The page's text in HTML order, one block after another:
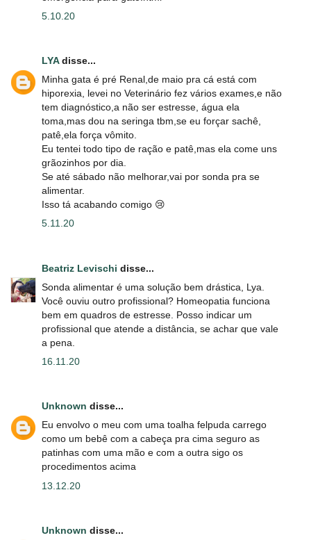
5.10.20
LYAdisse...
Minha gata é pré Renal,de maio pra cá está com
hiporexia, levei no Veterinário fez vários exames,e não
tem diagnóstico,a não ser estresse, água ela
toma,mas dou na seringa tbm,se eu forçar sachê,
patê,ela força vômito.
Eu tentei todo tipo de ração e patê,mas ela come uns
grãozinhos por dia.
Se até sábado não melhorar,vai por sonda pra se
alimentar.
Isso tá acabando comigo 😢
5.11.20
Beatriz Levischi disse...
Sonda alimentar é uma solução bem drástica, Lya.
Você ouviu outro profissional? Homeopatia funciona
bem em quadros de estresse. Posso indicar um
profissional que atende a distância, se achar que vale
a pena.
16.11.20
Unknown disse...
Eu envolvo o meu com uma toalha felpuda carrego
como um bebê com a cabeça pra cima seguro as
patinhas com uma mão e com a outra sigo os
procedimentos acima
13.12.20
Unknown disse...